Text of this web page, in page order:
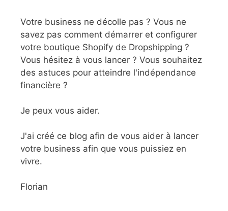
Votre business ne décolle pas ? Vous ne
savez pas comment démarrer et configurer
votre boutique Shopify de Dropshipping ?
Vous hésitez à vous lancer ? Vous souhaitez
des astuces pour atteindre l'indépendance
financière ?
Je peux vous aider.
J'ai créé ce blog afin de vous aider à lancer
votre business afin que vous puissiez en
vivre.
Florian